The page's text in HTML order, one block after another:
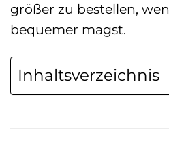
größer zu bestellen,
bequemer magst.
Inhaltsverzeichnis